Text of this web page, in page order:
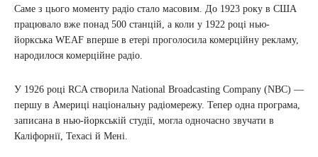
Саме з цього моменту радіо стало масовим. До 1923 року в США
працювало вже понад 500 станцій, а коли у 1922 році нью-
йоркська WEAF вперше в етері проголосила комерційну рекламу,
народилося комерційне радіо.
У 1926 році RCA створила National Broadcasting Company (NBC) —
першу в Америці національну радіомережу. Тепер одна програма,
записана в нью-йоркській студії, могла одночасно звучати в
Каліфорнії, Техасі й Мені.